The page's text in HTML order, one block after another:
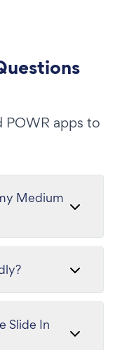
POWR apps to
Medium
Slide In